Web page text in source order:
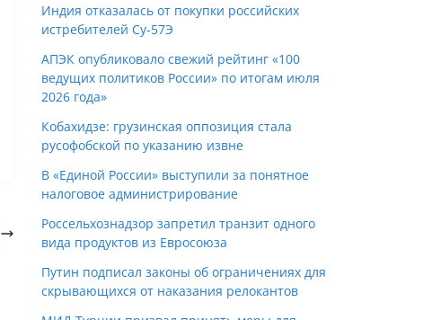
Индия отказалась от покупки российских
истребителей Су-57Э
АПЭК опубликовало свежий рейтинг «100
ведущих политиков России» по итогам июля
2026 года»
Кобахидзе: грузинская оппозиция стала
русофобской по указанию извне
В «Единой России» выступили за понятное
налоговое администрирование
Россельхознадзор запретил транзит одного
вида продуктов из Евросоюза
Путин подписал законы об ограничениях для
скрывающихся от наказания релокантов